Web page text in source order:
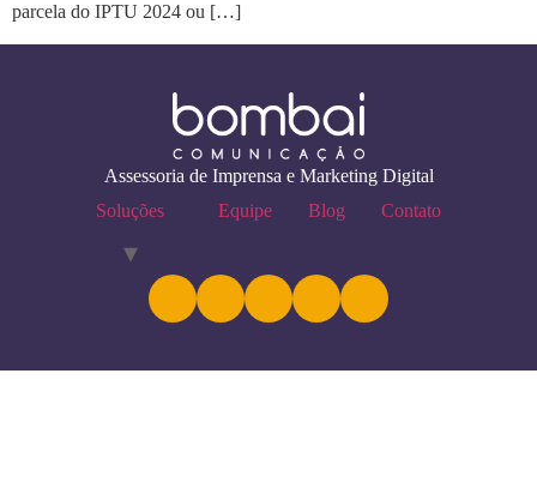
parcela do IPTU 2024 ou […]
Assessoria de Imprensa e Marketing Digital
Soluções
Equipe Blog Contato